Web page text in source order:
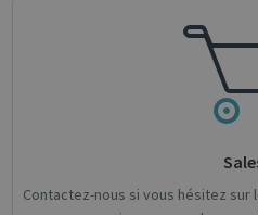
Contactez-nous si vous hésitez